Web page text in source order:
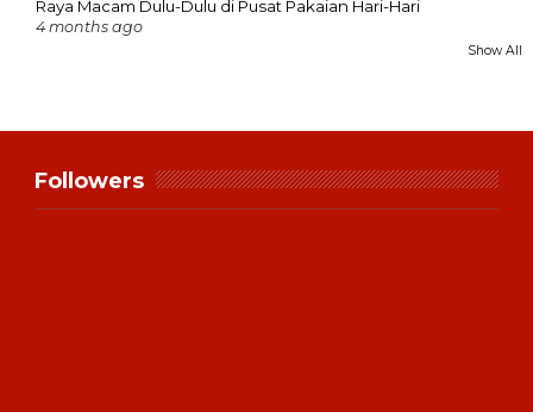
Raya Macam Dulu-Dulu di Pusat Pakaian Hari-Hari
4 months ago
Show All
Followers